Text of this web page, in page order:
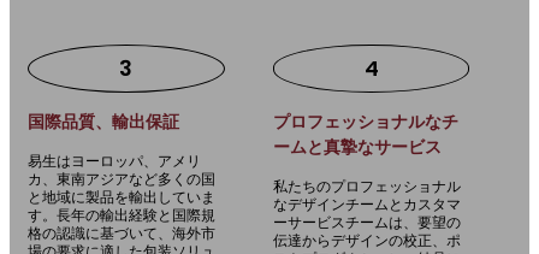
3
国際品質、輸出保証
易生はヨーロッパ、アメリ
カ、東南アジアなど多くの国
と地域に製品を輸出していま
す。長年の輸出経験と国際規
格の認識に基づいて、海外市
4
プロフェッショナルなチ
ームと真摯なサービス
私たちのプロフェッショナル
なデザインチームとカスタマ
ーサービスチームは、要望の
伝達からデザインの校正、ポ